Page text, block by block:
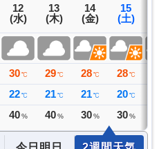
12
(水)
30 ℃
22 ℃
40 %
13
(木)
29 ℃
21 ℃
40 %
14
(金)
28 ℃
21 ℃
30 %
15
(土)
28 ℃
20 ℃
30 %